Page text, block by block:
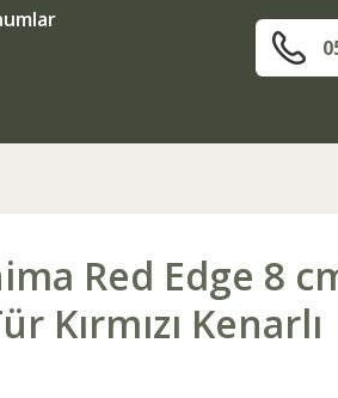
Red Edge 8
Kırmızı Kenarlı